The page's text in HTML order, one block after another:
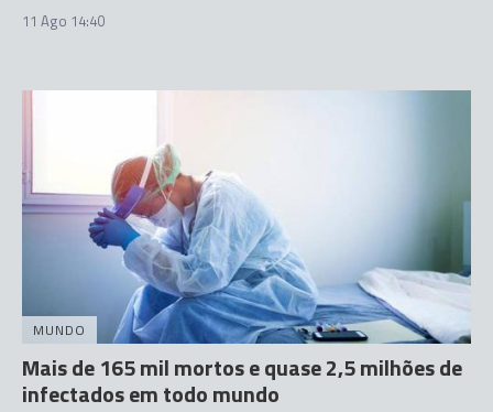
11 Ago 14:40
MUNDO
Mais de 165 mil mortos e quase 2,5 milhões de
infectados em todo mundo